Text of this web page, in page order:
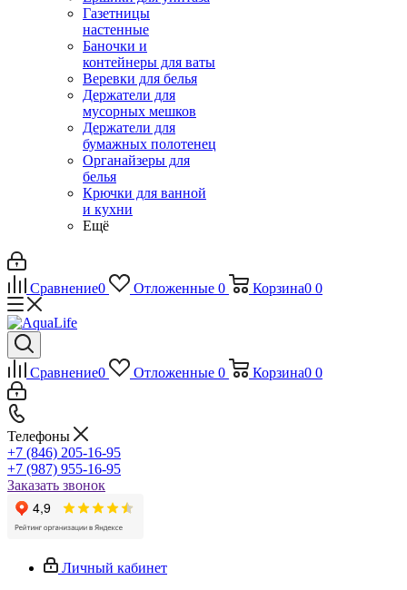
Газетницы
настенные
Баночки и
контейнеры для ваты
Веревки для белья
Держатели для
мусорных мешков
Держатели для
бумажных полотенец
Органайзеры для
белья
Крючки для ванной
и кухни
Ещё
Сравнение0 Отложенные 0 Корзина0 0
Сравнение0 Отложенные 0 Корзина0 0
Телефоны
+7 (846) 205-16-95
+7 (987) 955-16-95
Заказать звонок
Личный кабинет